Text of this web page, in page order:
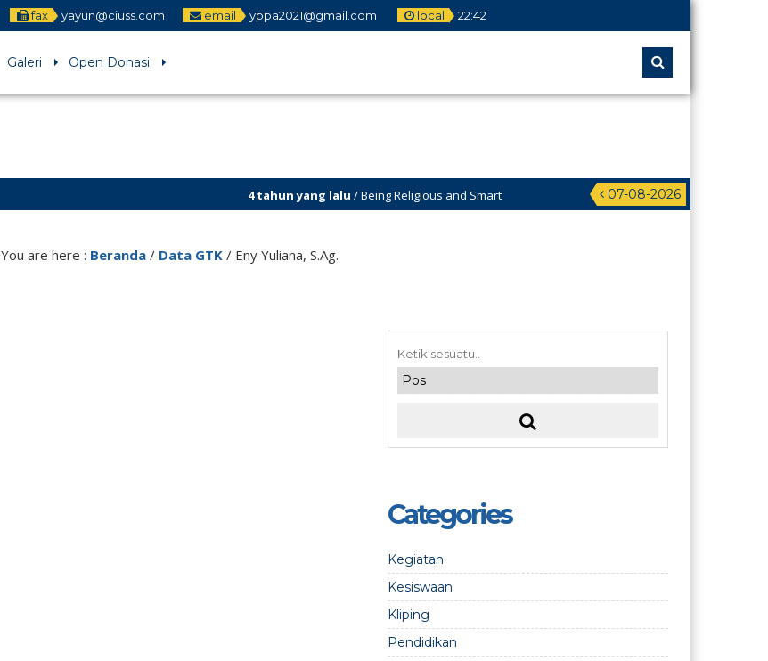
fax yayun@ciuss.com email yppa2021@gmail.com local 22:42
Galeri Open Donasi
07-08-2026
4 tahun yang lalu/ Being Religious and Smart
You are here : Beranda/ Data GTK/ Eny Yuliana, S.Ag.
Categories
Kegiatan
Kesiswaan
Kliping
Pendidikan